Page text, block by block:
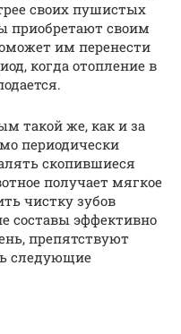
своих пушистых
приобретают своим
им перенести
когда отопление в
такой же, как и за
периодически
скопившиеся
получает мягкое
чистку зубов
составы эффективно
препятствуют
следующие